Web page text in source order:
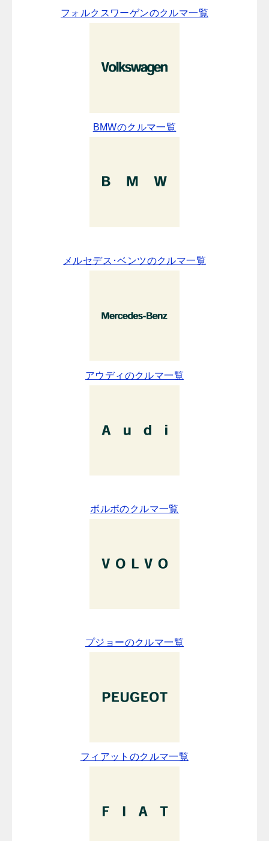
フォルクスワーゲンのクルマ一覧
BMWのクルマ一覧
メルセデス･ベンツのクルマ一覧
アウディのクルマ一覧
ボルボのクルマ一覧
プジョーのクルマ一覧
フィアットのクルマ一覧